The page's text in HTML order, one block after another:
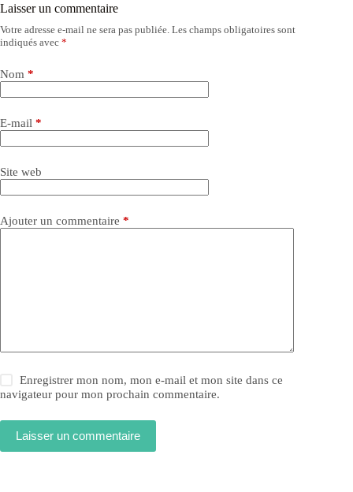
Laisser un commentaire
Votre adresse e-mail ne sera pas publiée. Les champs obligatoires sont
indiqués avec *
Nom *
E-mail *
Site web
Ajouter un commentaire *
Enregistrer mon nom, mon e-mail et mon site dans ce
navigateur pour mon prochain commentaire.
Laisser un commentaire